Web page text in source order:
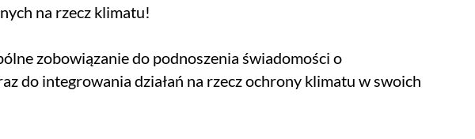
na rzecz klimatu!
zobowiązanie do podnoszenia świadomości o
do integrowania działań na rzecz ochrony klimatu w swoich